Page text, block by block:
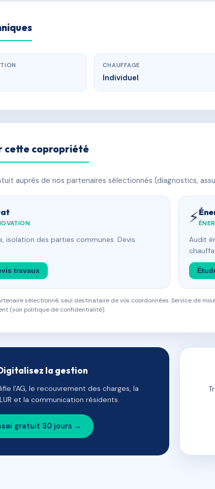
CHAUFFAGE
Individuel
cette copropriété
auprès de nos partenaires sélectionnés (diagnostics,
isolation des parties communes. Devis
travaux
⚡
Audit
sélectionné, seul destinataire de vos coordonnées. Service de
(voir politique de confidentialité).
la gestion
l'AG, le recouvrement des charges, la
et la communication résidents.
gratuit 30 jours →